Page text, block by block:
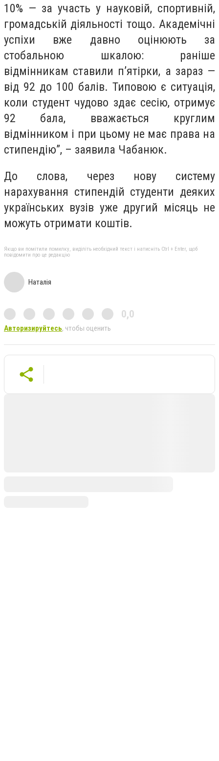
10% — за участь у науковій, спортивній,
громадській діяльності тощо. Академічні
успіхи вже давно оцінюють за
стобальною шкалою: раніше
відмінникам ставили п’ятірки, а зараз —
від 92 до 100 балів. Типовою є ситуація,
коли студент чудово здає сесію, отримує
92 бала, вважається круглим
відмінником і при цьому не має права на
стипендію”, – заявила Чабанюк.
До слова, через нову систему
нарахування стипендій студенти деяких
українських вузів уже другий місяць не
можуть отримати коштів.
Якщо ви помітили помилку, виділіть необхідний текст і натисніть Ctrl + Enter, щоб
повідомити про це редакцію
Наталія
0,0
Авторизируйтесь, чтобы оценить